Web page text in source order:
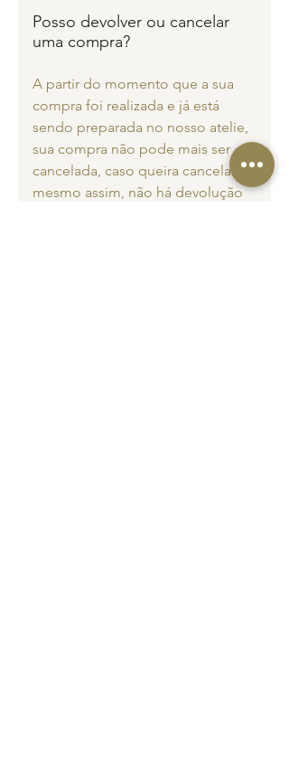
Posso devolver ou cancelar
uma compra?
A partir do momento que a sua
compra foi realizada e já está
sendo preparada no nosso atelie,
sua compra não pode mais ser
cancelada, caso queira cancelar
mesmo assim, não há devolução